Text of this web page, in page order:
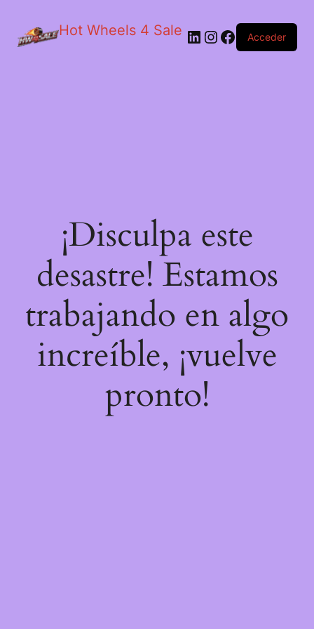
Hot Wheels 4 Sale LinkedIn
Instagram
Facebook
Acceder
¡Disculpa este
desastre! Estamos
trabajando en algo
increíble, ¡vuelve
pronto!